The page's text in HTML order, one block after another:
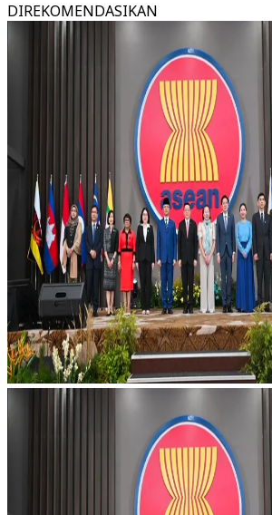
DIREKOMENDASIKAN